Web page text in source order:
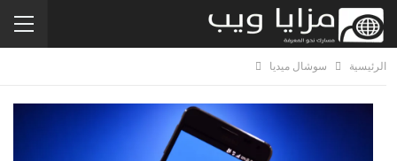
الرئيسية سوشال ميديا